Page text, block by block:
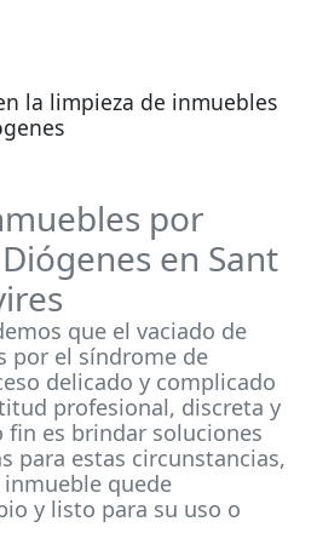
la limpieza de inmuebles
por
en Sant
que el vaciado de
por el síndrome de
delicado y complicado
profesional, discreta y
fin es brindar soluciones
para estas circunstancias,
quede
y listo para su uso o